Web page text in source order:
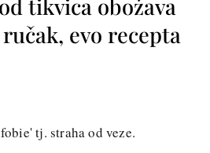
tikvica obožava
evo recepta
tj. straha od veze.